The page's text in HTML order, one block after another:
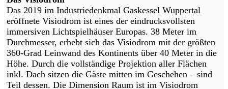
Das 2019 im Industriedenkmal Gaskessel Wuppertal
eröffnete Visiodrom ist eines der eindrucksvollsten
immersiven Lichtspielhäuser Europas. 38 Meter im
Durchmesser, erhebt sich das Visiodrom mit der größten
360-Grad Leinwand des Kontinents über 40 Meter in die
Höhe. Durch die vollständige Projektion aller Flächen
inkl. Dach sitzen die Gäste mitten im Geschehen – sind
Teil dessen. Die Dimension Raum ist im Visiodrom